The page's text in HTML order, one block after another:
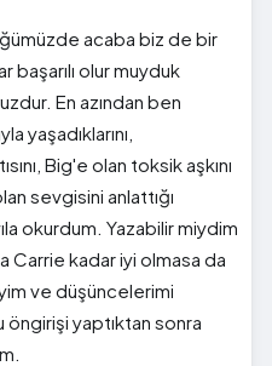
acaba biz de bir
başarılı olur muyduk
En azından ben
yaşadıklarını,
Big'e olan toksik aşkını
sevgisini anlattığı
okurdum. Yazabilir miydim
Carrie kadar iyi olmasa da
ve düşüncelerimi
öngirişi yaptıktan sonra